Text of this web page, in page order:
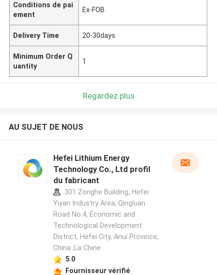
Conditions de pai
ement
Ex-FOB
Delivery Time 20-30days
Minimum Order Q
uantity
1
Regardez plus
AU SUJET DE NOUS
Hefei Lithium Energy
Technology Co., Ltd profil
du fabricant
301 Zonghe Building, Hefei
Yiyan Industry Area, Qingluan
Road No.4, Economic and
Technological Development
District, Hefei City, Anui Province,
China ,La Chine
5.0
Fournisseur vérifié